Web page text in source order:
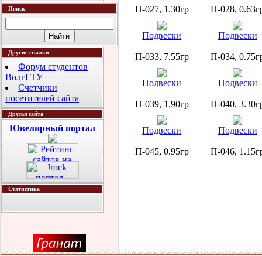
Поиск
Другие ссылки
Форум студентов
ВолгГТУ
Счетчики
посетителей сайта
Друзья сайта
Ювелирный портал
Статистика
П-027, 1.30гр П-028,
Подвески
П-033, 7.55гр
Подвески
П-034,
Подвески
П-039, 1.90гр
Подвески
П-040,
Подвески
П-045, 0.95гр
Подвески
П-046,